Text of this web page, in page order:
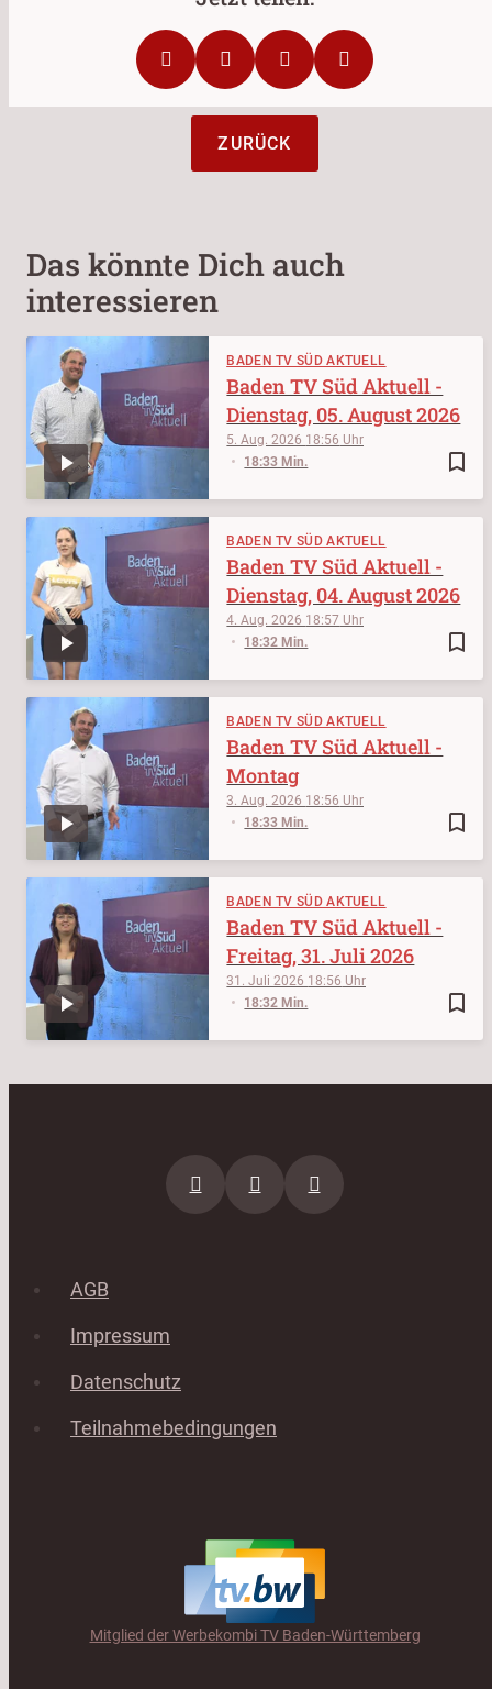
ZURÜCK
Das könnte Dich auch
interessieren
BADEN TV SÜD AKTUELL
bookmark_border
5. Aug. 2026 18:56
18:33 Min.
Baden TV Süd Aktuell -
Dienstag, 05. August 2026
BADEN TV SÜD AKTUELL
bookmark_border
4. Aug. 2026 18:57
18:32 Min.
Baden TV Süd Aktuell -
Dienstag, 04. August 2026
BADEN TV SÜD AKTUELL
bookmark_border
3. Aug. 2026 18:56
18:33 Min.
Baden TV Süd Aktuell -
Montag
BADEN TV SÜD AKTUELL
bookmark_border
31. Juli 2026 18:56
18:32 Min.
Baden TV Süd Aktuell -
Freitag, 31. Juli 2026
AGB
Impressum
Datenschutz
Teilnahmebedingungen
Mitglied der Werbekombi TV Baden-Württemberg